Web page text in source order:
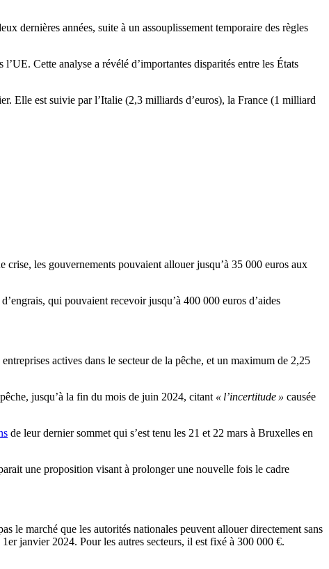
dernières années, suite à un assouplissement temporaire des règles
Cette analyse a révélé d’importantes disparités entre les États
Elle est suivie par l’Italie (2,3 milliards d’euros), la France (1 milliard
les gouvernements pouvaient allouer jusqu’à 35 000 euros aux
qui pouvaient recevoir jusqu’à 400 000 euros d’aides
actives dans le secteur de la pêche, et un maximum de 2,25
jusqu’à la fin du mois de juin 2024, citant « l’incertitude » causée
de leur dernier sommet qui s’est tenu les 21 et 22 mars à Bruxelles en
une proposition visant à prolonger une nouvelle fois le cadre
le marché que les autorités nationales peuvent allouer directement sans
janvier 2024. Pour les autres secteurs, il est fixé à 300 000 €.